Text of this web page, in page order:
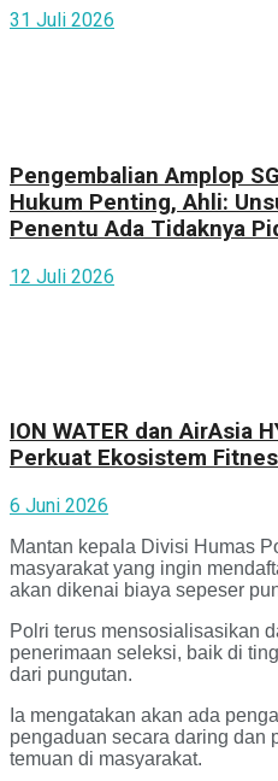
31 Juli 2026
Pengembalian Amplop
Hukum Penting, Ahli:
Penentu Ada Tidaknya
12 Juli 2026
ION WATER dan AirAsia
Perkuat Ekosistem
6 Juni 2026
Mantan kepala Divisi Humas
masyarakat yang ingin
akan dikenai biaya sepeser
Polri terus mensosialisasikan
penerimaan seleksi, baik di
dari pungutan.
Ia mengatakan akan ada
pengaduan secara daring dan
temuan di masyarakat.